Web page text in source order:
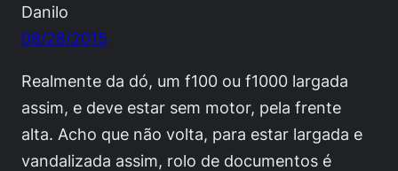
Danilo
08/28/2015
Realmente da dó, um f100 ou f1000 largada
assim, e deve estar sem motor, pela frente
alta. Acho que não volta, para estar largada e
vandalizada assim, rolo de documentos é